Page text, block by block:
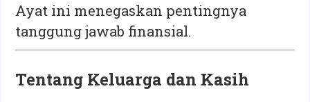
Ayat ini menegaskan pentingnya
tanggung jawab finansial.
Tentang Keluarga dan Kasih